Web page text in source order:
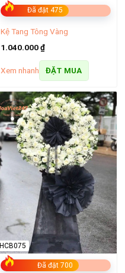
Đã đặt 475
Kệ Tang Tông Vàng
1.040.000₫
Xem nhanh ĐẶT MUA
Đã đặt 700
HCB075